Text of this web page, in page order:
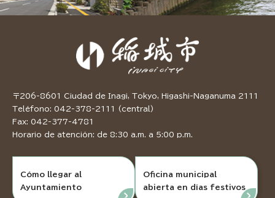
〒206-8601 Ciudad de Inagi, Tokyo, Higashi-Naganuma 2111
Teléfono: 042-378-2111 (central)
Fax: 042-377-4781
Horario de atención: de 8:30 a.m. a 5:00 p.m.
Cómo llegar al
Ayuntamiento
Oficina municipal
abierta en días festivos